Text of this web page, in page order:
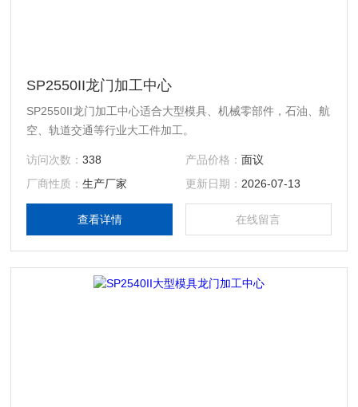
SP2550II龙门加工中心
SP2550II龙门加工中心适合大型模具、机械零部件，石油、航
空、轨道交通等行业大工件加工。
访问次数：338 产品价格： 面议
厂商性质：生产厂家 更新日期： 2026-07-13
查看详情 在线留言